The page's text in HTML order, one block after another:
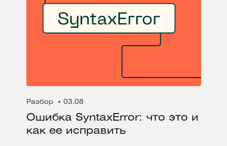
Разбор 03.08
Ошибка SyntaxError: что это и
как ее исправить